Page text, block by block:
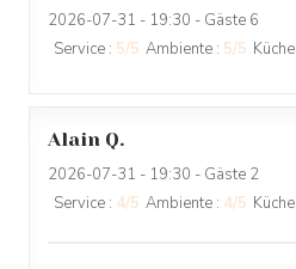
2026-07-31 - 19:30 - Gäste 6
Service : 5/5 Ambiente : 5/5 Küche
Alain Q
2026-07-31 - 19:30 - Gäste 2
Service : 4/5 Ambiente : 4/5 Küche